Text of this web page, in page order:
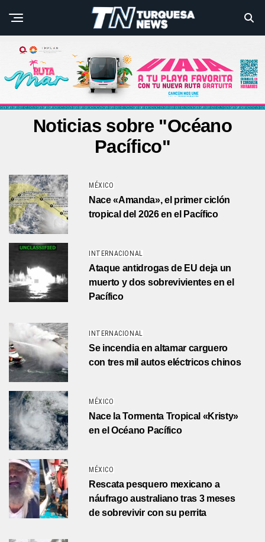
Noticias sobre "Océano
Pacífico"
MÉXICO
Nace «Amanda», el primer ciclón
tropical del 2026 en el Pacífico
INTERNACIONAL
Ataque antidrogas de EU deja un
muerto y dos sobrevivientes en el
Pacífico
INTERNACIONAL
Se incendia en altamar carguero
con tres mil autos eléctricos chinos
MÉXICO
Nace la Tormenta Tropical «Kristy»
en el Océano Pacífico
MÉXICO
Rescata pesquero mexicano a
náufrago australiano tras 3 meses
de sobrevivir con su perrita